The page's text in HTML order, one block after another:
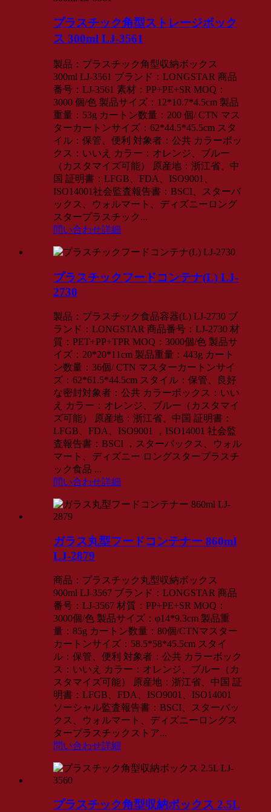
プラスチック角型ストレージボック
ス 300ml LJ-3561
製品：プラスチック角型収納ボックス
300ml LJ-3561 ブランド：LONGSTAR 商品
番号：LJ-3561 素材：PP+PE+SR MOQ：
3000 個/色 製品サイズ：12*10.7*4.5cm 製品
重量：53g カートン数量：200 個/ CTN マス
ターカートンサイズ：62*44.5*45.5cm スタ
イル：保管、便利 対象者：公共 カラーボッ
クス：いいえ カラー：オレンジ、ブルー
（カスタマイズ可能） 原産地：浙江省、中
国 証明書：LFGB、FDA、ISO9001、
ISO14001社会監査報告書：BSCI、スターバ
ックス、ウォルマート、ディズニーロング
スタープラスチック...
問い合わせ詳細
プラスチックフードコンテナ(L) LJ-
2730
製品：プラスチック食品容器(L) LJ-2730 ブ
ランド：LONGSTAR 商品番号：LJ-2730 材
質：PET+PP+TPR MOQ：3000個/色 製品サ
イズ：20*20*11cm 製品重量：443g カート
ン数量：36個/ CTN マスターカートンサイ
ズ：62*61.5*44.5cm スタイル：保管、良好
な密封対象者：公共 カラーボックス：いい
え カラー：オレンジ、ブルー（カスタマイ
ズ可能） 原産地：浙江省、中国 証明書：
LFGB、FDA、ISO9001 ，ISO14001 社会監
査報告書：BSCI ，スターバックス、ウォル
マート、ディズニー ロングスタープラスチ
ック食品 ...
問い合わせ詳細
ガラス丸型フードコンテナー 860ml
LJ-2879
商品：プラスチック丸型収納ボックス
900ml LJ-3567 ブランド：LONGSTAR 商品
番号：LJ-3567 材質：PP+PE+SR MOQ：
3000個/色 製品サイズ：φ14*9.3cm 製品重
量：85g カートン数量：80個/CTNマスター
カートンサイズ：58.5*58*45.5cm スタイ
ル：保管、便利 対象者：公共 カラーボック
ス：いいえ カラー：オレンジ、ブルー（カ
スタマイズ可能） 原産地：浙江省、中国 証
明書：LFGB、FDA、ISO9001、ISO14001
ソーシャル監査報告書：BSCI、スターバッ
クス、ウォルマート、ディズニーロングス
タープラスチックストア...
問い合わせ詳細
プラスチック角型収納ボックス 2.5L